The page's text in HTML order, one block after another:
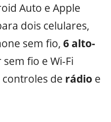
Auto e Apple
dois celulares,
sem fio, 6 alto-
fio e Wi-Fi
de rádio e